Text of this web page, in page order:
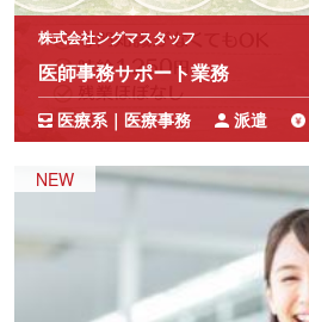
株式会社シグマスタッフ
医師事務サポート業務
医療系｜医療事務 派遣